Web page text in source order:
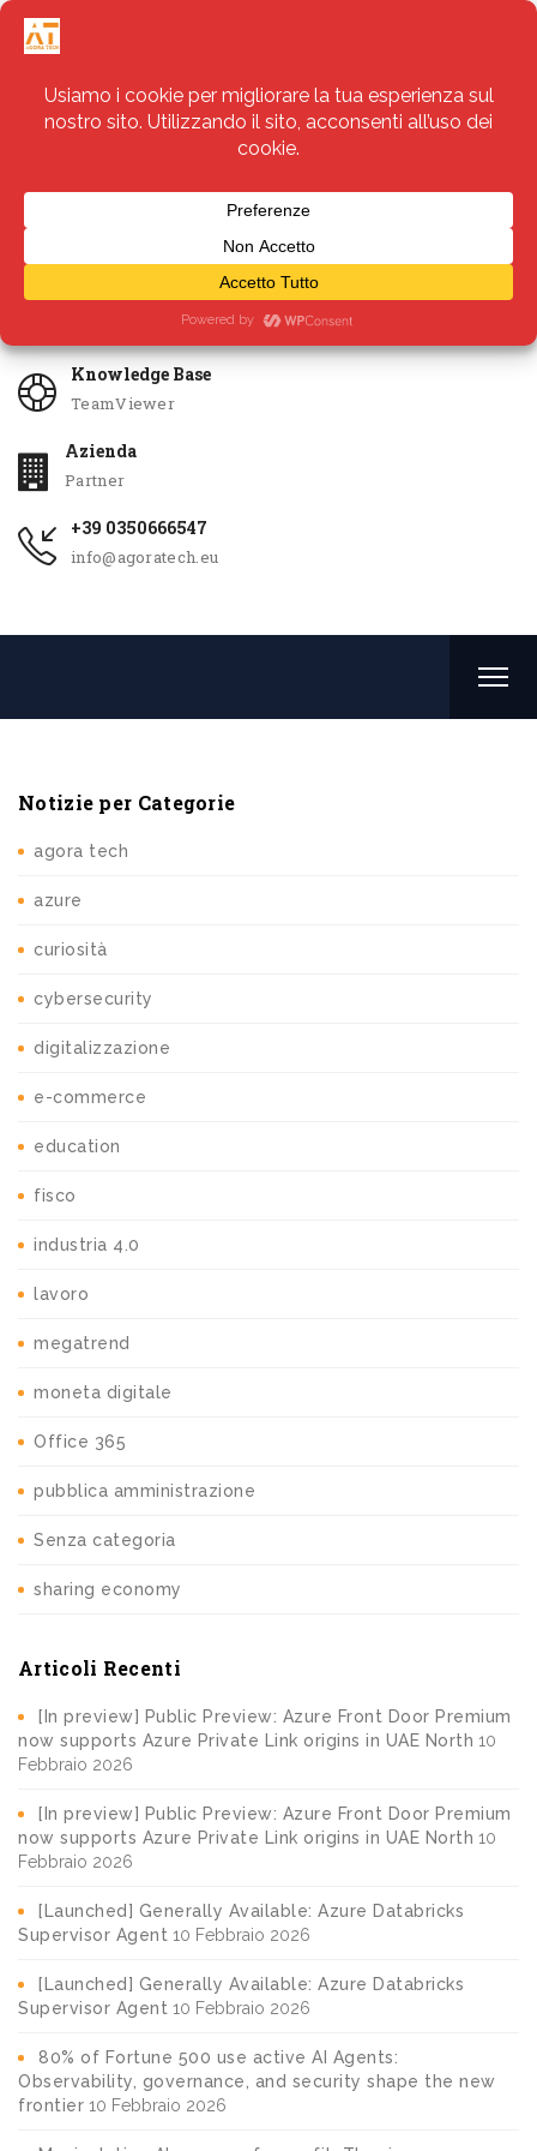
Servizi
Knowledge Base
TeamViewer
Azienda
Partner
+39 0350666547
info@agoratech.eu
Notizie per Categorie
agora tech
azure
curiosità
cybersecurity
digitalizzazione
e-commerce
education
fisco
industria 4.0
lavoro
megatrend
moneta digitale
Office 365
pubblica amministrazione
Senza categoria
sharing economy
Articoli Recenti
[In preview] Public Preview: Azure Front Door Premium
now supports Azure Private Link origins in UAE North 10
Febbraio 2026
[In preview] Public Preview: Azure Front Door Premium
now supports Azure Private Link origins in UAE North 10
Febbraio 2026
[Launched] Generally Available: Azure Databricks
Supervisor Agent 10 Febbraio 2026
[Launched] Generally Available: Azure Databricks
Supervisor Agent 10 Febbraio 2026
80% of Fortune 500 use active AI Agents:
Observability, governance, and security shape the new
frontier 10 Febbraio 2026